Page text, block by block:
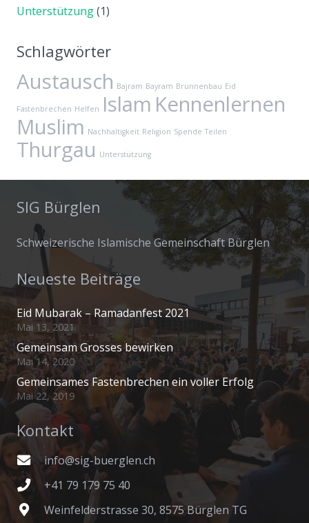
Unterstützung(1)
Schlagwörter
Austausch Bajram Bayram Brunnenbau Eid
Fastenbrechen Helfen Islam Kennenlernen
Muslim Nachhaltigkeit Religion Spende Teilen
Thurgau Unterstützung
SIG Bürglen
Schweizerische Islamische Gemeinschaft Bürglen
Neueste Beiträge
Eid Mubarak – Ramadanfest 2021
Mai 13, 2021
Gemeinsam Grosses bewirken
Mai 14, 2020
Gemeinsames Fastenbrechen ein voller Erfolg
Mai 22, 2019
Kontakt
info@sig-buerglen.ch
+41 79 179 75 40
Weinfelderstrasse 30, 8575 Bürglen TG